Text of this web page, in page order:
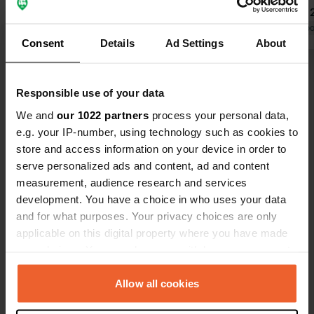
Consent Details Ad Settings About
Responsible use of your data
We and our 1022 partners process your personal data,
e.g. your IP-number, using technology such as cookies to
store and access information on your device in order to
serve personalized ads and content, ad and content
measurement, audience research and services
development. You have a choice in who uses your data
and for what purposes. Your privacy choices are only
applicable on this digital property where you have made
any time from the Cookie Declaration or by clicking on
the Privacy trigger icon.Allow all cookies
fin, soit trop froid, soit très chaud.
Boulanger et primeur, ils sont très
corrects. A
Traduit par
Es-tu déjà venu ici ?
Contact
Via Mare Adriatico